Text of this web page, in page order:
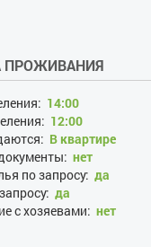
ПРОЖИВАНИЯ
14:00
12:00
В квартире
нет
по запросу: да
да
с хозяевами: нет